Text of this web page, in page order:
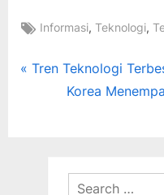
Tags:
Informasi,Teknologi,
Post
P
Tren Teknologi
N
Korea
Search